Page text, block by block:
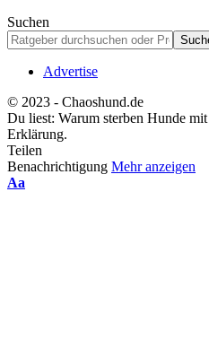
Suchen
Advertise
© 2023 - Chaoshund.de
Du liest: Warum sterben Hunde
Erklärung.
Teilen
Benachrichtigung Mehr anzeigen
Schriftgrößenanpassung
Aa